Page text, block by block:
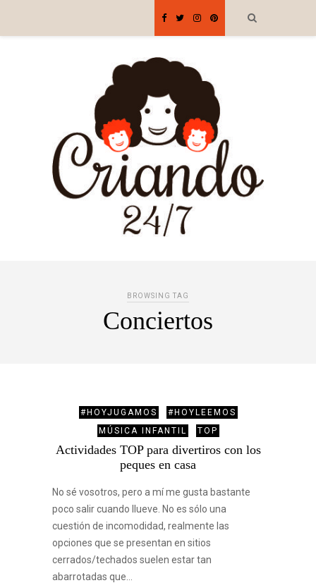
BROWSING TAG
Conciertos
#HOYJUGAMOS
#HOYLEEMOS
MÚSICA INFANTIL
TOP
Actividades TOP para divertiros con los
peques en casa
No sé vosotros, pero a mí me gusta bastante
poco salir cuando llueve. No es sólo una
cuestión de incomodidad, realmente las
opciones que se presentan en sitios
cerrados/techados suelen estar tan
abarrotadas que…